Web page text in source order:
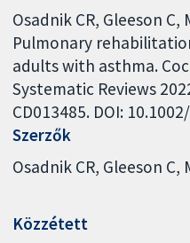
Osadnik CR, Gleeson C,
Pulmonary
adults with asthma.
Systematic Reviews
CD013485. DOI:
Szerzők
Osadnik CR Gleeson C
Közzétett